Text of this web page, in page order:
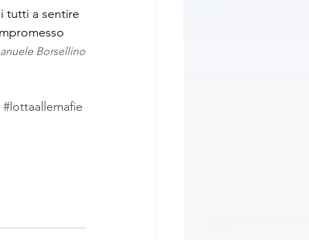
tutti a sentire
Borsellino
#lottaallemafie